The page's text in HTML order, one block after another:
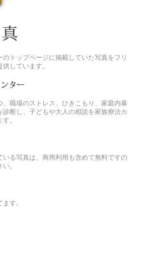
トップページに掲載していた写真をフリ
しています。
、職場のストレス、ひきこもり、家庭内暴
診断し、子どもや大人の相談を家族療法カ
。
いる写真は、商用利用も含めて無料ですの
。
す。